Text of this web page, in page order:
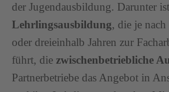
der Jugendausbildung. Darunter
Lehrlingsausbildung, die je
oder dreieinhalb Jahren zur
führt, die zwischenbetriebliche
Partnerbetriebe das Angebot in